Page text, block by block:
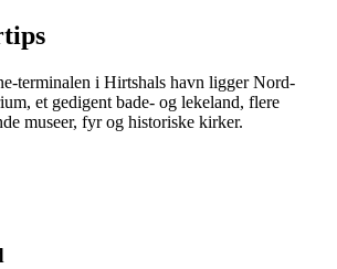
terminalen i Hirtshals havn ligger Nord-
et gedigent bade- og lekeland, flere
museer, fyr og historiske kirker.